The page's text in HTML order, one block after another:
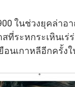
ในช่วงยุคล่า
ที่ระหกระเหินเ
อนเกาหลีอีกครั้ง